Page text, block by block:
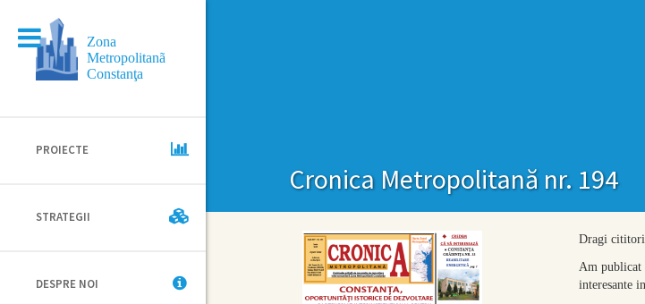
Zona
Metropolitanã
Constanţa
PROIECTE
STRATEGII
DESPRE NOI
Cronica Metropolitană nr. 194
Dragi
Am publicat
interesante